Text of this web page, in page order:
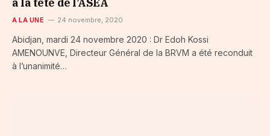
A LA UNE 24 novembre, 2020
Abidjan, mardi 24 novembre 2020 : Dr Edoh Kossi
AMENOUNVE, Directeur Général de la BRVM a été reconduit
à l’unanimité…